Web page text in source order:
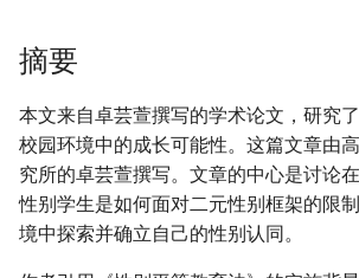
摘要
本文来自卓芸萱撰写的学术论文，研究
校园环境中的成长可能性。这篇文章由
究所的卓芸萱撰写。文章的中心是讨论
性别学生是如何面对二元性别框架的限
境中探索并确立自己的性别认同。